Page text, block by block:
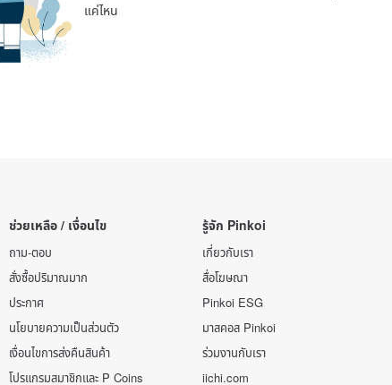
แค่ไหน
ช่วยเหลือ / เงื่อนไข
ถาม-ตอบ
สั่งซื้อปริมาณมาก
ประกาศ
นโยบายความเป็นส่วนตัว
เงื่อนไขการส่งคืนสินค้า
โปรแกรมสมาชิกและ P Coins
รู้จัก Pinkoi
เกี่ยวกับเรา
สื่อโฆษณา
Pinkoi ESG
มาสคอส Pinkoi
ร่วมงานกับเรา
iichi.com